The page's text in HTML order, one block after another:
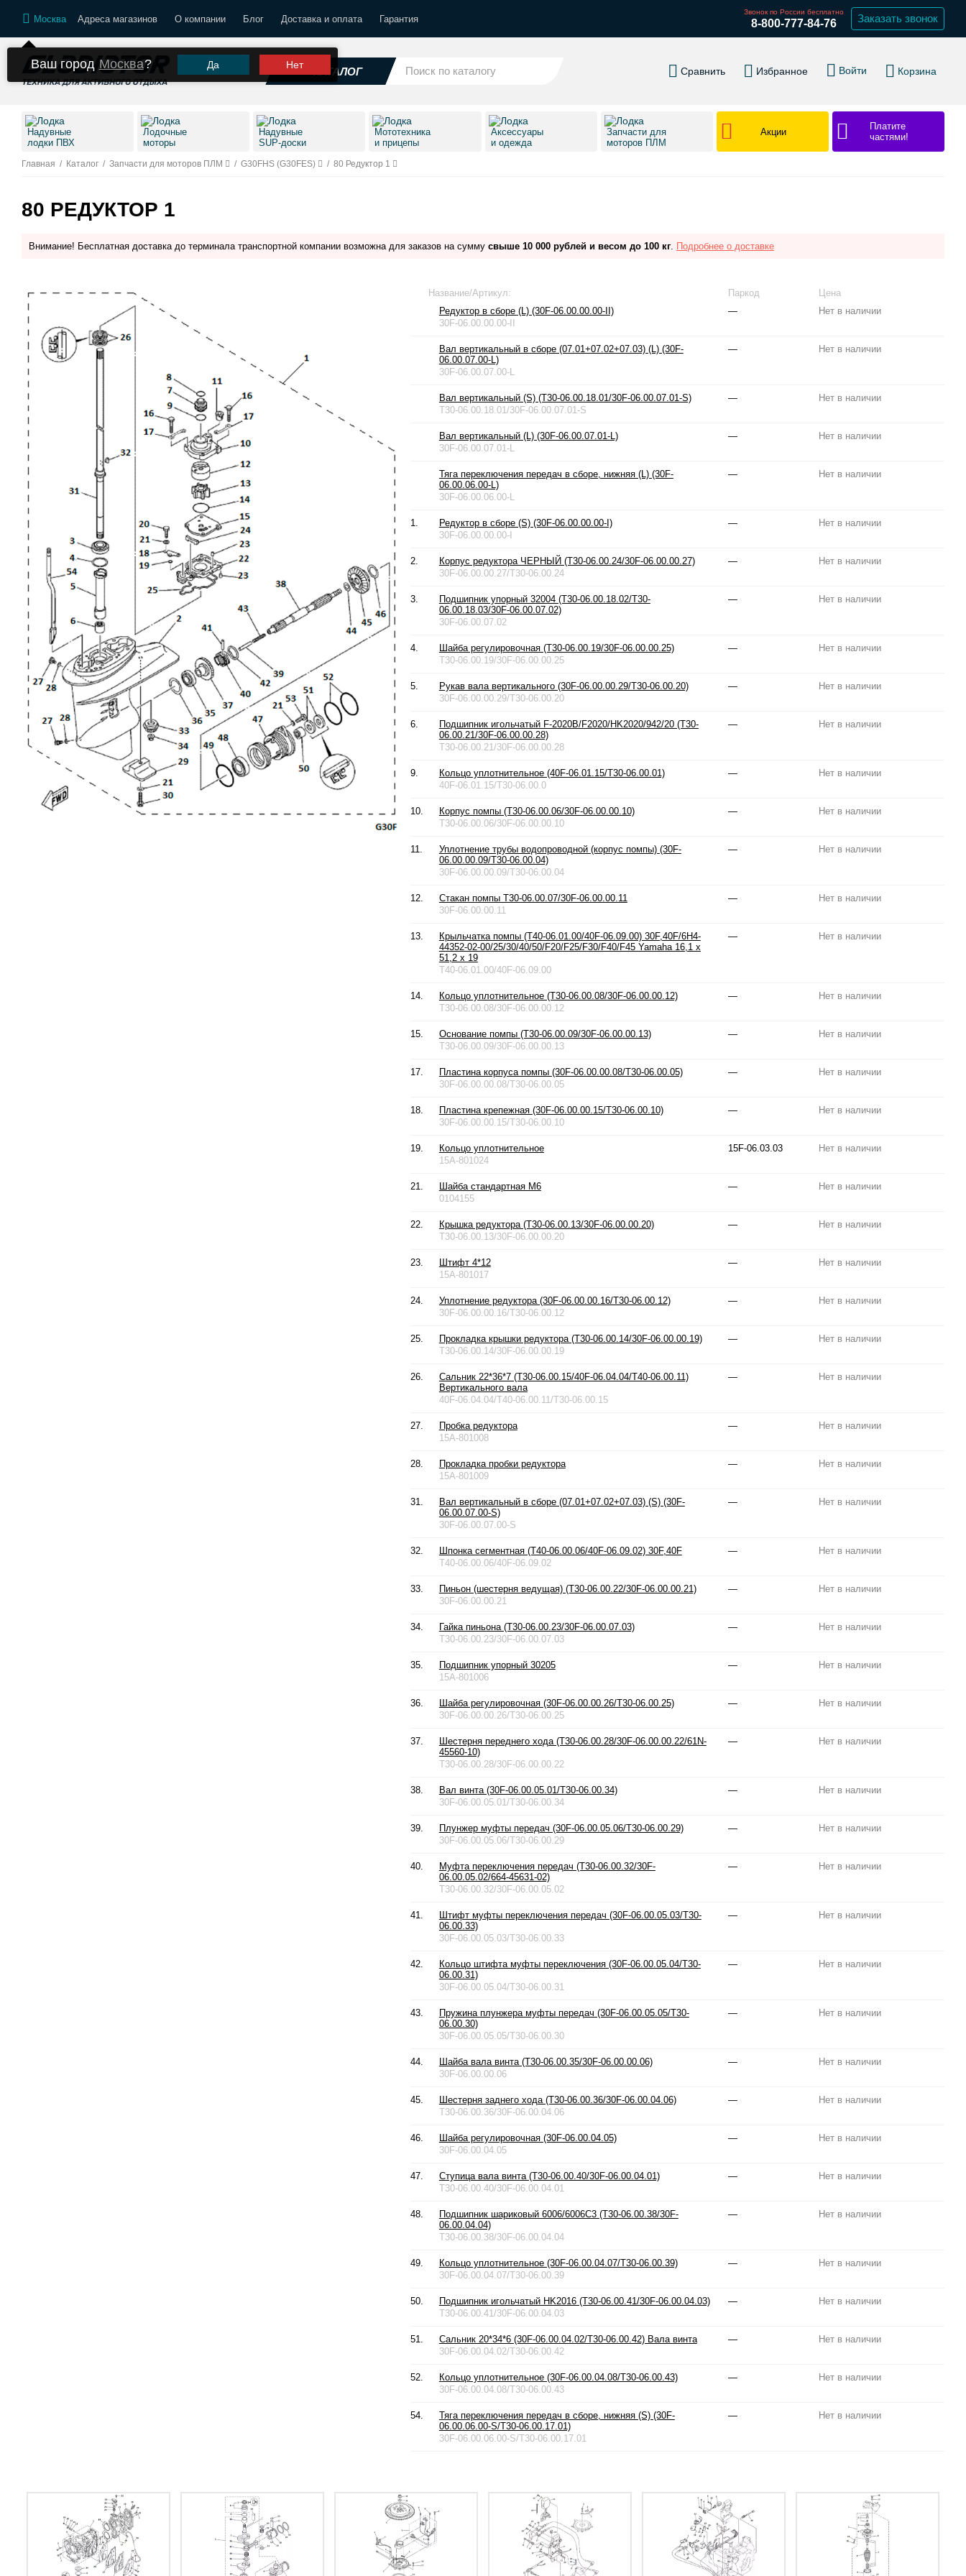
Москва Адреса магазинов О компании Блог Доставка и оплата Гарантия
Звонок по России бесплатно
8-800-777-84-76 Заказать звонок
КАТАЛОГ Сравнить Избранное Войти Корзина
Ваш городМосква? Да Нет
Надувные
лодки ПВХ
Лодочные
моторы
Надувные
SUP-доски
Мототехника
и прицепы
Аксессуары
и одежда
Запчасти для
моторов ПЛМ
Акции
Платите
частями!
Главная / Каталог / Запчасти для моторов ПЛМ / G30FHS (G30FES) / 80 Редуктор 1
80 РЕДУКТОР 1
Внимание! Бесплатная доставка до терминала транспортной компании возможна для заказов на сумму свыше 10 000 рублей и весом до 100 кг. Подробнее о доставке
Название/Артикул: Паркод
Цена
Редуктор в сборе (L) (30F-06.00.00.00-II)
30F-06.00.00.00-II
— Нет в наличии
Вал вертикальный в сборе (07.01+07.02+07.03) (L) (30F-
06.00.07.00-L)
30F-06.00.07.00-L
— Нет в наличии
Вал вертикальный (S) (T30-06.00.18.01/30F-06.00.07.01-S)
T30-06.00.18.01/30F-06.00.07.01-S
— Нет в наличии
Вал вертикальный (L) (30F-06.00.07.01-L)
30F-06.00.07.01-L
— Нет в наличии
Тяга переключения передач в сборе, нижняя (L) (30F-
06.00.06.00-L)
30F-06.00.06.00-L
— Нет в наличии
1.
Редуктор в сборе (S) (30F-06.00.00.00-I)
30F-06.00.00.00-I
— Нет в наличии
2.
Корпус редуктора ЧЕРНЫЙ (T30-06.00.24/30F-06.00.00.27)
30F-06.00.00.27/T30-06.00.24
— Нет в наличии
3.
Подшипник упорный 32004 (T30-06.00.18.02/T30-
06.00.18.03/30F-06.00.07.02)
30F-06.00.07.02
— Нет в наличии
4.
Шайба регулировочная (T30-06.00.19/30F-06.00.00.25)
T30-06.00.19/30F-06.00.00.25
— Нет в наличии
5.
Рукав вала вертикального (30F-06.00.00.29/T30-06.00.20)
30F-06.00.00.29/T30-06.00.20
— Нет в наличии
6.
Подшипник игольчатый F-2020B/F2020/HK2020/942/20 (T30-
06.00.21/30F-06.00.00.28)
T30-06.00.21/30F-06.00.00.28
— Нет в наличии
9.
Кольцо уплотнительное (40F-06.01.15/T30-06.00.01)
40F-06.01.15/T30-06.00.0
— Нет в наличии
10.
Корпус помпы (T30-06.00.06/30F-06.00.00.10)
T30-06.00.06/30F-06.00.00.10
— Нет в наличии
11.
Уплотнение трубы водопроводной (корпус помпы) (30F-
06.00.00.09/T30-06.00.04)
30F-06.00.00.09/T30-06.00.04
— Нет в наличии
12.
Стакан помпы T30-06.00.07/30F-06.00.00.11
30F-06.00.00.11
— Нет в наличии
13.
Крыльчатка помпы (T40-06.01.00/40F-06.09.00) 30F,40F/6H4-
44352-02-00/25/30/40/50/F20/F25/F30/F40/F45 Yamaha 16,1 x
51,2 x 19
T40-06.01.00/40F-06.09.00
— Нет в наличии
14.
Кольцо уплотнительное (T30-06.00.08/30F-06.00.00.12)
T30-06.00.08/30F-06.00.00.12
— Нет в наличии
15.
Основание помпы (T30-06.00.09/30F-06.00.00.13)
T30-06.00.09/30F-06.00.00.13
— Нет в наличии
17.
Пластина корпуса помпы (30F-06.00.00.08/T30-06.00.05)
30F-06.00.00.08/T30-06.00.05
— Нет в наличии
18.
Пластина крепежная (30F-06.00.00.15/T30-06.00.10)
30F-06.00.00.15/T30-06.00.10
— Нет в наличии
19.
Кольцо уплотнительное
15A-801024
15F-06.03.03 Нет в наличии
21.
Шайба стандартная М6
0104155
— Нет в наличии
22.
Крышка редуктора (T30-06.00.13/30F-06.00.00.20)
T30-06.00.13/30F-06.00.00.20
— Нет в наличии
23.
Штифт 4*12
15A-801017
— Нет в наличии
24.
Уплотнение редуктора (30F-06.00.00.16/T30-06.00.12)
30F-06.00.00.16/T30-06.00.12
— Нет в наличии
25.
Прокладка крышки редуктора (T30-06.00.14/30F-06.00.00.19)
T30-06.00.14/30F-06.00.00.19
— Нет в наличии
26.
Сальник 22*36*7 (T30-06.00.15/40F-06.04.04/T40-06.00.11)
Вертикального вала
40F-06.04.04/T40-06.00.11/T30-06.00.15
— Нет в наличии
27.
Пробка редуктора
15A-801008
— Нет в наличии
28.
Прокладка пробки редуктора
15A-801009
— Нет в наличии
31.
Вал вертикальный в сборе (07.01+07.02+07.03) (S) (30F-
06.00.07.00-S)
30F-06.00.07.00-S
— Нет в наличии
32.
Шпонка сегментная (T40-06.00.06/40F-06.09.02) 30F,40F
T40-06.00.06/40F-06.09.02
— Нет в наличии
33.
Пиньон (шестерня ведущая) (T30-06.00.22/30F-06.00.00.21)
30F-06.00.00.21
— Нет в наличии
34.
Гайка пиньона (T30-06.00.23/30F-06.00.07.03)
T30-06.00.23/30F-06.00.07.03
— Нет в наличии
35.
Подшипник упорный 30205
15A-801006
— Нет в наличии
36.
Шайба регулировочная (30F-06.00.00.26/T30-06.00.25)
30F-06.00.00.26/T30-06.00.25
— Нет в наличии
37.
Шестерня переднего хода (T30-06.00.28/30F-06.00.00.22/61N-
45560-10)
T30-06.00.28/30F-06.00.00.22
— Нет в наличии
38.
Вал винта (30F-06.00.05.01/T30-06.00.34)
30F-06.00.05.01/T30-06.00.34
— Нет в наличии
39.
Плунжер муфты передач (30F-06.00.05.06/T30-06.00.29)
30F-06.00.05.06/T30-06.00.29
— Нет в наличии
40.
Муфта переключения передач (T30-06.00.32/30F-
06.00.05.02/664-45631-02)
T30-06.00.32/30F-06.00.05.02
— Нет в наличии
41.
Штифт муфты переключения передач (30F-06.00.05.03/T30-
06.00.33)
30F-06.00.05.03/T30-06.00.33
— Нет в наличии
42.
Кольцо штифта муфты переключения (30F-06.00.05.04/T30-
06.00.31)
30F-06.00.05.04/T30-06.00.31
— Нет в наличии
43.
Пружина плунжера муфты передач (30F-06.00.05.05/T30-
06.00.30)
30F-06.00.05.05/T30-06.00.30
— Нет в наличии
44.
Шайба вала винта (T30-06.00.35/30F-06.00.00.06)
30F-06.00.00.06
— Нет в наличии
45.
Шестерня заднего хода (T30-06.00.36/30F-06.00.04.06)
T30-06.00.36/30F-06.00.04.06
— Нет в наличии
46.
Шайба регулировочная (30F-06.00.04.05)
30F-06.00.04.05
— Нет в наличии
47.
Ступица вала винта (T30-06.00.40/30F-06.00.04.01)
T30-06.00.40/30F-06.00.04.01
— Нет в наличии
48.
Подшипник шариковый 6006/6006C3 (T30-06.00.38/30F-
06.00.04.04)
T30-06.00.38/30F-06.00.04.04
— Нет в наличии
49.
Кольцо уплотнительное (30F-06.00.04.07/T30-06.00.39)
30F-06.00.04.07/T30-06.00.39
— Нет в наличии
50.
Подшипник игольчатый HK2016 (T30-06.00.41/30F-06.00.04.03)
T30-06.00.41/30F-06.00.04.03
— Нет в наличии
51.
Сальник 20*34*6 (30F-06.00.04.02/T30-06.00.42) Вала винта
30F-06.00.04.02/T30-06.00.42
— Нет в наличии
52.
Кольцо уплотнительное (30F-06.00.04.08/T30-06.00.43)
30F-06.00.04.08/T30-06.00.43
— Нет в наличии
54.
Тяга переключения передач в сборе, нижняя (S) (30F-
06.00.06.00-S/T30-06.00.17.01)
30F-06.00.06.00-S/T30-06.00.17.01
— Нет в наличии